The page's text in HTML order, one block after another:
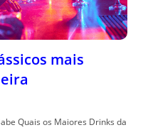
mais
Quais os Maiores Drinks da